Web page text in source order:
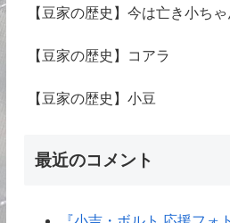
【豆家の歴史】今は亡き小ち
【豆家の歴史】コアラ
【豆家の歴史】小豆
最近のコメント